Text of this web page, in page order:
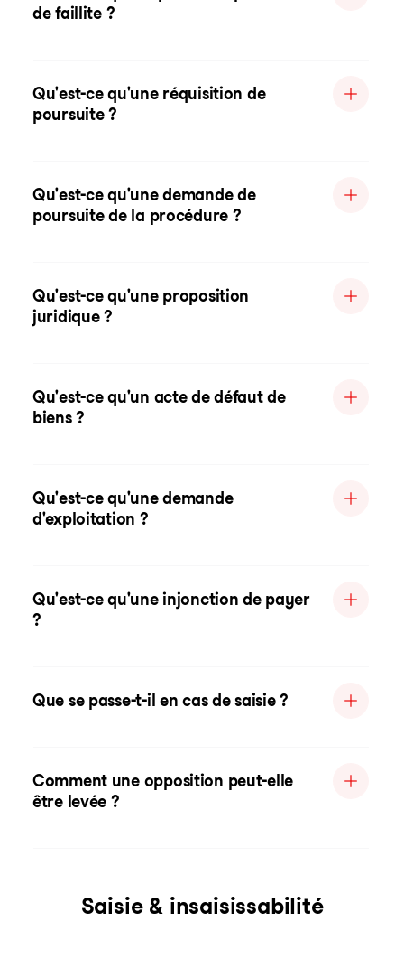
de faillite ?
Qu'est-ce qu'une réquisition de
poursuite ?
Qu'est-ce qu'une demande de
poursuite de la procédure ?
Qu'est-ce qu'une proposition
juridique ?
Qu'est-ce qu'un acte de défaut de
biens ?
Qu'est-ce qu'une demande
d'exploitation ?
Qu'est-ce qu'une injonction de payer
?
Que se passe-t-il en cas de saisie ?
Comment une opposition peut-elle
être levée ?
Saisie & insaisissabilité